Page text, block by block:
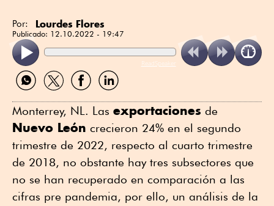
Por: Lourdes Flores
Publicado: 12.10.2022 - 19:47
ReadSpeaker
Compartir
por
Compartir
por
Compartir
por
Compartir
por
Monterrey, NL. Las exportaciones de
Nuevo León crecieron 24% en el segundo
trimestre de 2022, respecto al cuarto trimestre
de 2018, no obstante hay tres subsectores que
no se han recuperado en comparación a las
cifras pre pandemia, por ello, un análisis de la